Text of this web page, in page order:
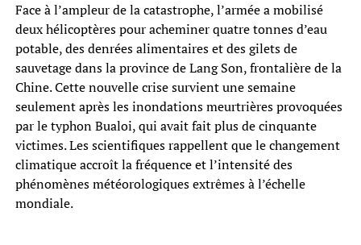
Face à l’ampleur de la catastrophe, l’armée a mobilisé
deux hélicoptères pour acheminer quatre tonnes d’eau
potable, des denrées alimentaires et des gilets de
sauvetage dans la province de Lang Son, frontalière de la
Chine. Cette nouvelle crise survient une semaine
seulement après les inondations meurtrières provoquées
par le typhon Bualoi, qui avait fait plus de cinquante
victimes. Les scientifiques rappellent que le changement
climatique accroît la fréquence et l’intensité des
phénomènes météorologiques extrêmes à l’échelle
mondiale.